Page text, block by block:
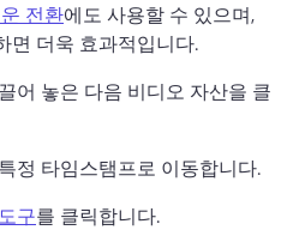
전환에도 사용할 수 있으며,
면 더욱 효과적입니다.
어 놓은 다음 비디오 자산을 클
정 타임스탬프로 이동합니다.
구를 클릭합니다.